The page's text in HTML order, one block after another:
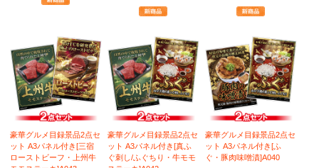
豪華グルメ目録景品2点セ
ット A3パネル付き[三宿
ローストビーフ・上州牛
豪華グルメ目録景品2点セ
ット A3パネル付き[真ふ
ぐ刺し/ふぐちり・牛モモ
豪華グルメ目録景品2点セ
ット A3パネル付き[ふ
ぐ・豚肉味噌漬]A040